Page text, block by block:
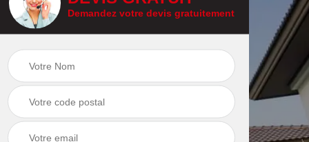
Peinture Extérieure
Peinture
Ferronnerie 87
Haute-Vienne
Demandez votre devis gratuitement